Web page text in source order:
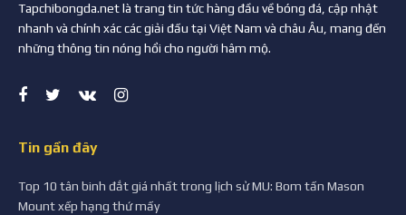
Tapchibongda.net là trang tin tức hàng đầu về bóng đá, cập nhật
nhanh và chính xác các giải đấu tại Việt Nam và châu Âu, mang đến
những thông tin nóng hổi cho người hâm mộ.
Tin gần đây
Top 10 tân binh đắt giá nhất trong lịch sử MU: Bom tấn Mason
Mount xếp hạng thứ mấy